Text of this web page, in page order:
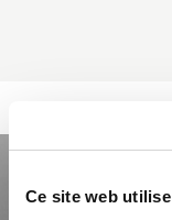
Ce site web